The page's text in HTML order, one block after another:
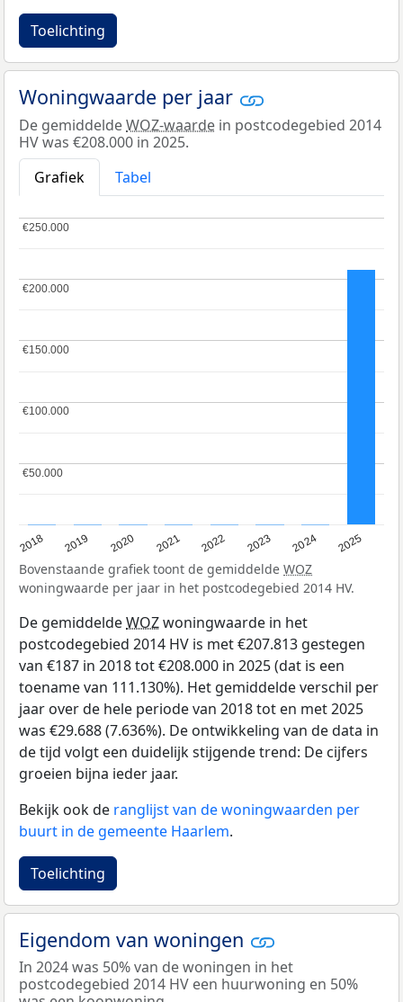
Toelichting
Woningwaarde per jaar
De gemiddeldeWOZ-waarde in postcodegebied 2014
HV was €208.000 in 2025.
Grafiek
Tabel
2018 2019 2020 2021 2022 2023 2024 2025
€50.000
€50.000
€100.000
€100.000
€150.000
€150.000
€200.000
€200.000
€250.000
€250.000
Bovenstaande grafiek toont de gemiddelde WOZ
woningwaarde per jaar in het postcodegebied 2014 HV.
De gemiddeldeWOZwoningwaarde in het
postcodegebied 2014 HV is met €207.813 gestegen
van €187 in 2018 tot €208.000 in 2025 (dat is een
toename van 111.130%). Het gemiddelde verschil per
jaar over de hele periode van 2018 tot en met 2025
was €29.688 (7.636%). De ontwikkeling van de data in
de tijd volgt een duidelijk stijgende trend: De cijfers
groeien bijna ieder jaar.
Bekijk ook de ranglijst van de woningwaarden per
buurt in de gemeente Haarlem.
Toelichting
Eigendom van woningen
In 2024 was 50% van de woningen in het
postcodegebied 2014 HV een huurwoning en 50%